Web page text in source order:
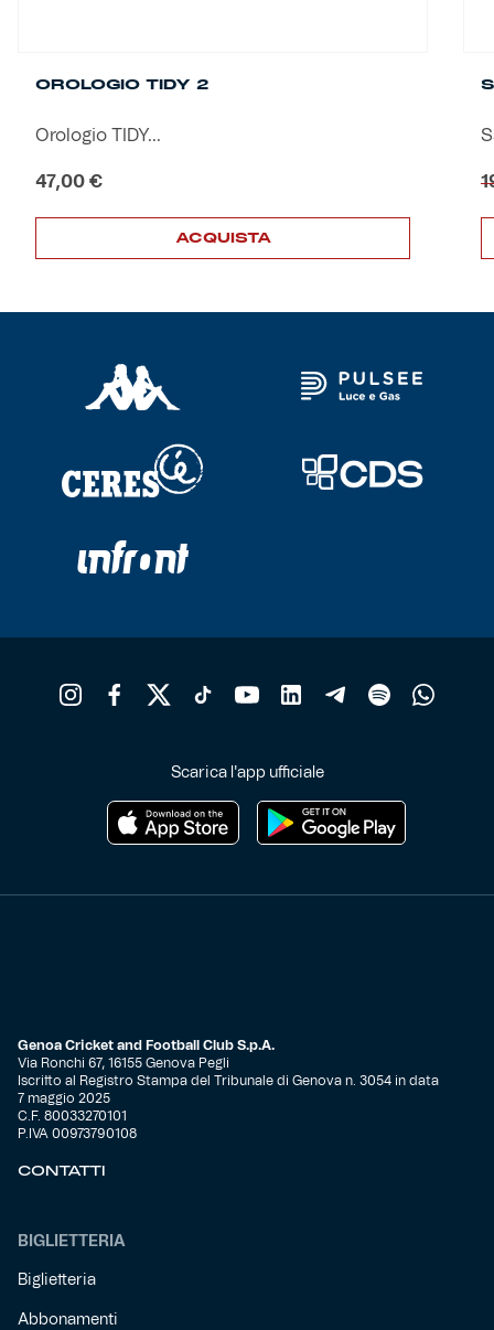
OROLOGIO TIDY 2
Orologio TIDY...
47,00 €
ACQUISTA
Scarica l'app ufficiale
Genoa Cricket and Football Club S.p.A.
Via Ronchi 67, 16155 Genova Pegli
Iscritto al Registro Stampa del Tribunale di Genova n. 3054 in data
7 maggio 2025
C.F. 80033270101
P.IVA 00973790108
CONTATTI
BIGLIETTERIA
Biglietteria
Abbonamenti